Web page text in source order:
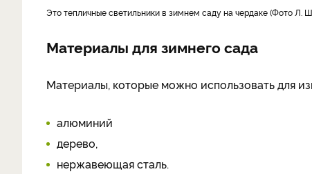
Это тепличные светильники в зимнем саду на чердаке (Фото
Материалы для зимнего сада
Материалы, которые можно использовать для
алюминий
дерево,
нержавеющая сталь.